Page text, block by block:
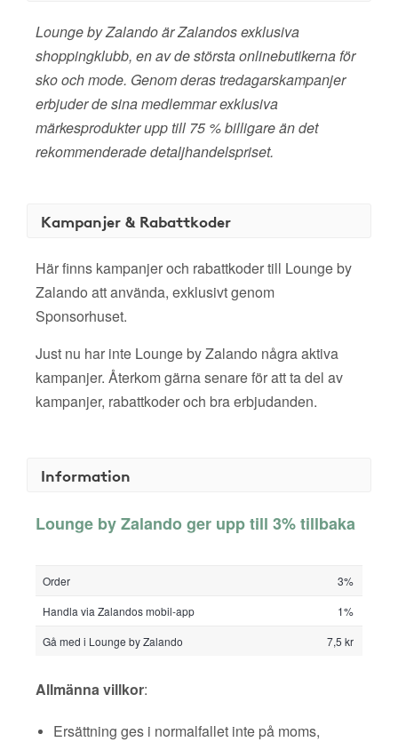
Lounge by Zalando är Zalandos exklusiva
shoppingklubb, en av de största onlinebutikerna för
sko och mode. Genom deras tredagarskampanjer
erbjuder de sina medlemmar exklusiva
märkesprodukter upp till 75 % billigare än det
rekommenderade detaljhandelspriset.
Kampanjer & Rabattkoder
Här finns kampanjer och rabattkoder till Lounge by
Zalando att använda, exklusivt genom
Sponsorhuset.
Just nu har inte Lounge by Zalando några aktiva
kampanjer. Återkom gärna senare för att ta del av
kampanjer, rabattkoder och bra erbjudanden.
Information
Lounge by Zalando ger upp till 3% tillbaka
Order
3%
Handla via Zalandos mobil-app
1%
Gå med i Lounge by Zalando
7,5 kr
Allmänna villkor:
Ersättning ges i normalfallet inte på moms,